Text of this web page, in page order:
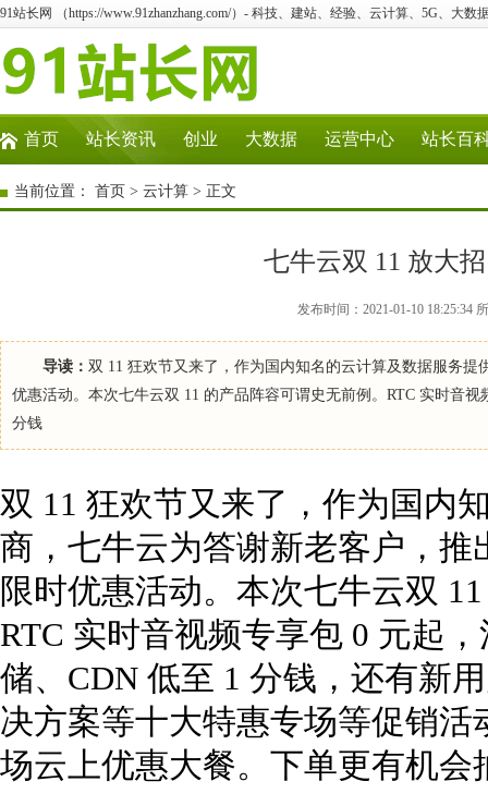
91站长网 （https://www.91zhanzhang.com/）- 科技、建站、经验、云计算、5G、大数
首页 站长资讯 创业 大数据 运营中心 站长百
当前位置： 首页 > 云计算 > 正文
七牛云双 11 放大
发布时间：2021-01-10 18:25:34
导读： 双 11 狂欢节又来了，作为国内知名的云计算及数据服务
优惠活动。本次七牛云双 11 的产品阵容可谓史无前例。RTC 实时音
分钱
双 11 狂欢节又来了，作为国内
商，七牛云为答谢新老客户，推
限时优惠活动。本次七牛云双
RTC 实时音视频专享包 0 元起
储、CDN 低至 1 分钱，还有新
决方案等十大特惠专场等促销
场云上优惠大餐。下单更有机会